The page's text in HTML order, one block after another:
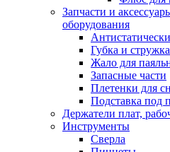
Запчасти и
оборудования
Губка и
Жало для
Запасные части
Плетенки для
Подставка под
Держатели плат,
Инструменты
Сверла